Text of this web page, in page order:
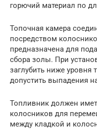
горючий материал по
Топочная камера
посредством
предназначена для
сбора золы. При
заглубить ниже
допустить выпадения
Топливник должен
колосников для
между кладкой и